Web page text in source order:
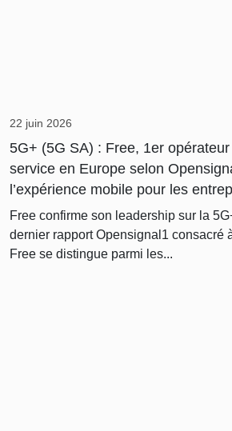
22 juin 2026
5G+ (5G SA) : Free, 1er
service en Europe selon
l’expérience mobile pour les
Free confirme son leadership sur la
dernier rapport Opensignal1 consacré
Free se distingue parmi les...